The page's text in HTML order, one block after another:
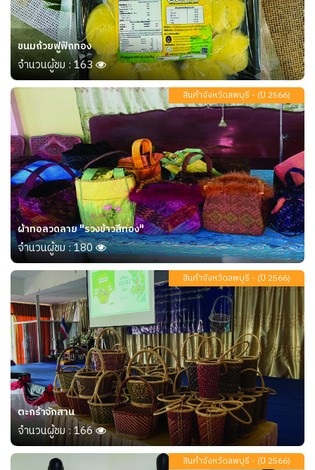
ขนมถ้วยฟูฟักทอง
จำนวนผู้ชม : 163
สินค้าจังหวัดลพบุรี - (ปี 2566)
ผ้าทอลวดลาย "รวงข้าวสีทอง"
จำนวนผู้ชม : 180
สินค้าจังหวัดลพบุรี - (ปี 2566)
ตะกร้าจักสาน
จำนวนผู้ชม : 166
สินค้าจังหวัดลพบุรี - (ปี 2566)